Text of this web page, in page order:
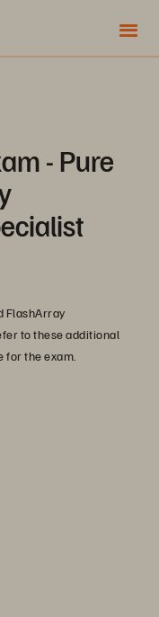
- Pure
FlashArray
to these additional
for the exam.